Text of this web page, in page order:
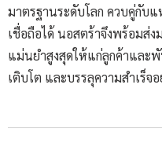
มาตรฐานระดับโลก ควบคู่กับ
เชื่อถือได้ นอสตร้าจึงพร้อม
แม่นยำสูงสุดให้แก่ลูกค้าและ
เติบโต และบรรลุความสำเร็จ